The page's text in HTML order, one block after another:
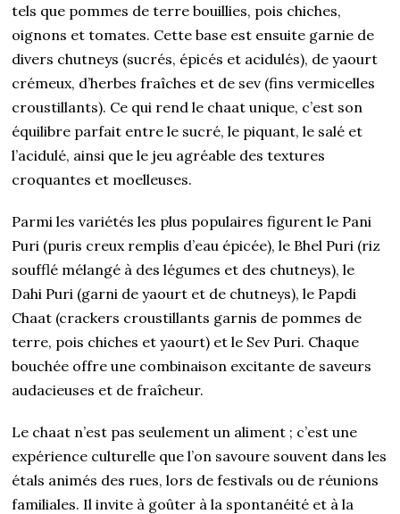
tels que pommes de terre bouillies, pois chiches,
oignons et tomates. Cette base est ensuite garnie de
divers chutneys (sucrés, épicés et acidulés), de yaourt
crémeux, d’herbes fraîches et de sev (fins vermicelles
croustillants). Ce qui rend le chaat unique, c’est son
équilibre parfait entre le sucré, le piquant, le salé et
l’acidulé, ainsi que le jeu agréable des textures
croquantes et moelleuses.
Parmi les variétés les plus populaires figurent le Pani
Puri (puris creux remplis d’eau épicée), le Bhel Puri (riz
soufflé mélangé à des légumes et des chutneys), le
Dahi Puri (garni de yaourt et de chutneys), le Papdi
Chaat (crackers croustillants garnis de pommes de
terre, pois chiches et yaourt) et le Sev Puri. Chaque
bouchée offre une combinaison excitante de saveurs
audacieuses et de fraîcheur.
Le chaat n’est pas seulement un aliment ; c’est une
expérience culturelle que l’on savoure souvent dans les
étals animés des rues, lors de festivals ou de réunions
familiales. Il invite à goûter à la spontanéité et à la